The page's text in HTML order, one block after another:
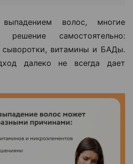
волос, многие
решение самостоятельно:
сыворотки, витамины и БАДы.
далеко не всегда дает